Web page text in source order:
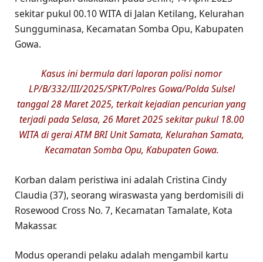
sekitar pukul 00.10 WITA di Jalan Ketilang, Kelurahan
Sungguminasa, Kecamatan Somba Opu, Kabupaten
Gowa.
Kasus ini bermula dari laporan polisi nomor
LP/B/332/III/2025/SPKT/Polres Gowa/Polda Sulsel
tanggal 28 Maret 2025, terkait kejadian pencurian yang
terjadi pada Selasa, 26 Maret 2025 sekitar pukul 18.00
WITA di gerai ATM BRI Unit Samata, Kelurahan Samata,
Kecamatan Somba Opu, Kabupaten Gowa.
Korban dalam peristiwa ini adalah Cristina Cindy
Claudia (37), seorang wiraswasta yang berdomisili di
Rosewood Cross No. 7, Kecamatan Tamalate, Kota
Makassar.
Modus operandi pelaku adalah mengambil kartu